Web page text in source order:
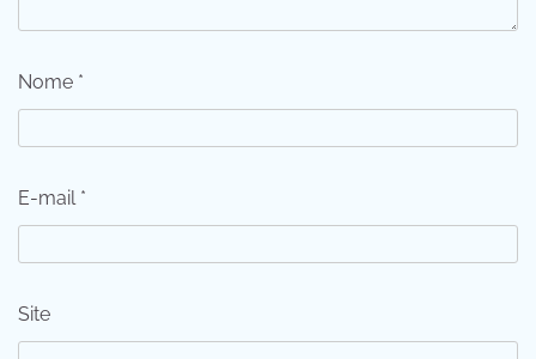
Nome *
E-mail *
Site